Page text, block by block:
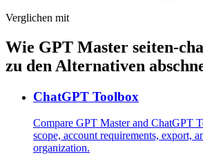
Verglichen mit
Wie GPT Master seiten-
zu den Alternativen
ChatGPT Toolbox
Compare GPT Master and ChatGPT
scope, account requirements, export,
organization.